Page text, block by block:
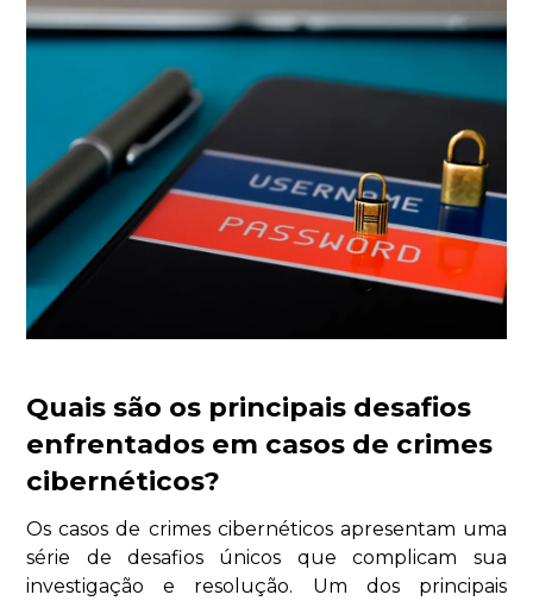
Quais são os principais desafios
enfrentados em casos de crimes
cibernéticos?
Os casos de crimes cibernéticos apresentam uma
série de desafios únicos que complicam sua
investigação e resolução. Um dos principais